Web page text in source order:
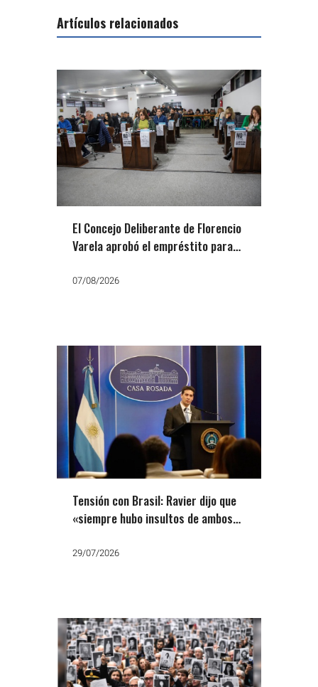
Artículos relacionados
El Concejo Deliberante de Florencio
Varela aprobó el empréstito para
07/08/2026
Tensión con Brasil: Ravier dijo que
«siempre hubo insultos de ambos
29/07/2026